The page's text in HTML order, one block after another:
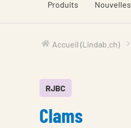
Produits Nouvelles
Accueil (Lindab.ch)
RJBC
Clams